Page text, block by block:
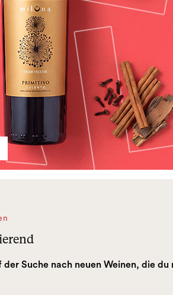
der Suche nach neuen Weinen, die